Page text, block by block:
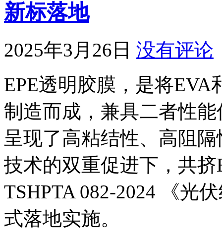
新标落地
2025年3月26日 没有评论
EPE透明胶膜，是将EVA
制造而成，兼具二者性
呈现了高粘结性、高阻
技术的双重促进下，共
TSHPTA 082-2024 《光
式落地实施。